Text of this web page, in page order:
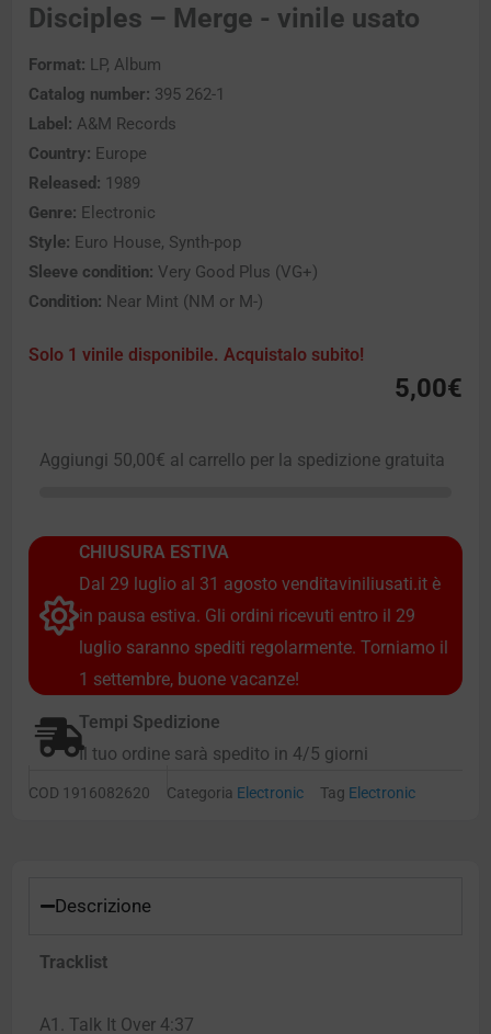
Disciples – Merge - vinile usato
Format: LP, Album
Catalog number: 395 262-1
Label: A&M Records
Country: Europe
Released: 1989
Genre: Electronic
Style: Euro House, Synth-pop
Sleeve condition: Very Good Plus (VG+)
Condition: Near Mint (NM or M-)
Solo 1 vinile disponibile. Acquistalo subito!
5,00€
Aggiungi 50,00€ al carrello per la spedizione gratuita
CHIUSURA ESTIVA
Dal 29 luglio al 31 agosto venditaviniliusati.it è
in pausa estiva. Gli ordini ricevuti entro il 29
luglio saranno spediti regolarmente. Torniamo il
1 settembre, buone vacanze!
Tempi Spedizione
Il tuo ordine sarà spedito in 4/5 giorni
COD 1916082620 Categoria Electronic Tag Electronic
Descrizione
Tracklist
A1. Talk It Over 4:37